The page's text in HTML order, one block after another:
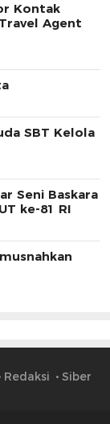
Kontak
Agent
SBT Kelola
Seni Baskara
ke-81 RI
Redaksi Siber